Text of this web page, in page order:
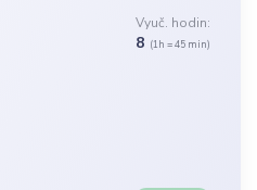
Vyuč. hodin:
8 (1h = 45 min)